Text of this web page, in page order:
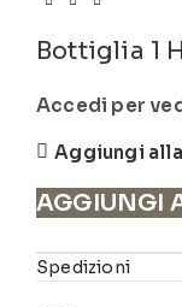
Bottiglia 1
Accedi per
Aggiungi
AGGIUNGI
Spedizioni